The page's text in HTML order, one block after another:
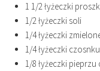
1 1/2 łyżeczki
1/2 łyżeczki soli
1/4 łyżeczki
1/4 łyżeczki
1/8 łyżeczki pieprzu